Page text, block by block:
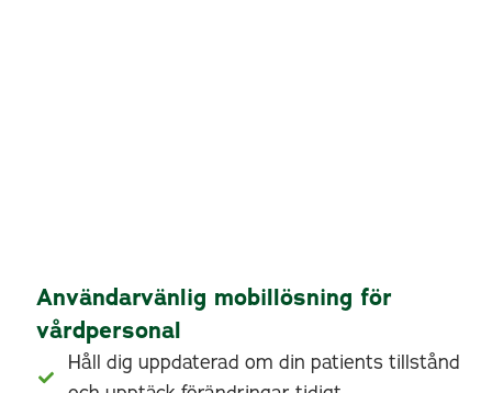
Användarvänlig mobillösning för
vårdpersonal
Håll dig uppdaterad om din patients tillstånd